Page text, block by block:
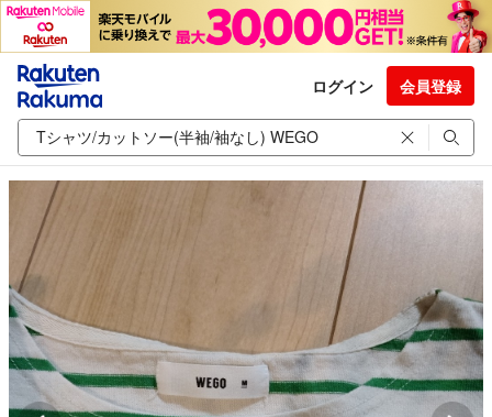
ログイン 会員登録